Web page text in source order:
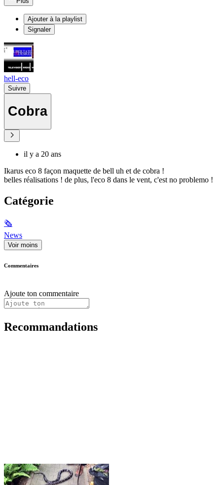
Ajouter à la playlist
Signaler
hell-eco
Suivre
Cobra
il y a 20 ans
Ikarus eco 8 façon maquette de bell uh et de cobra !
belles réalisations ! de plus, l'eco 8 dans le vent, c'est no problemo !
Catégorie
🗞
News
Voir moins
Commentaires
Ajoute ton commentaire
Recommandations